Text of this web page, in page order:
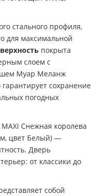
стального профиля,
для максимальной
покрыта
слоем с
Муар Меланж
сохранение
погодных
Снежная королева
цвет Белый) —
Дверь
от классики до
собой